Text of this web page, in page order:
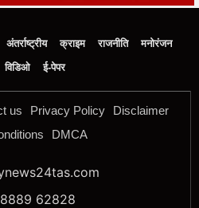
अंतर्राष्ट्रीय क्राइम राजनीति
मनोरंजन
विडिओ ई-पेपर
us Privacy Policy
Disclaimer
DMCA
62828